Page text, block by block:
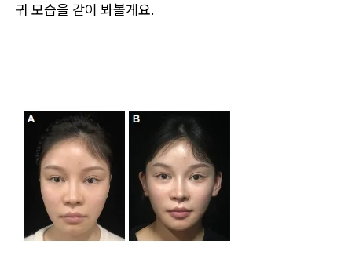
귀 모습을 같이 봐볼게요.